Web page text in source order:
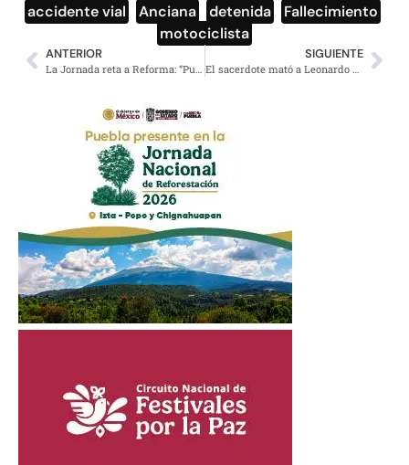
accidente vial Anciana detenida Fallecimiento
motociclista
ANTERIOR SIGUIENTE